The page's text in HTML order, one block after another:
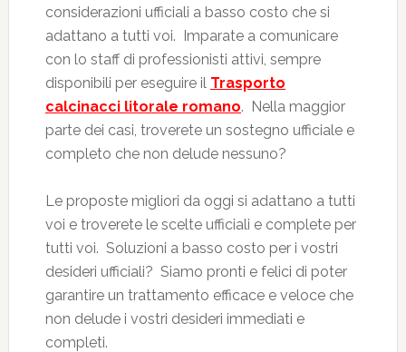
considerazioni ufficiali a basso costo che si
adattano a tutti voi. Imparate a comunicare
con lo staff di professionisti attivi, sempre
disponibili per eseguire il Trasporto
calcinacci litorale romano. Nella maggior
parte dei casi, troverete un sostegno ufficiale e
completo che non delude nessuno?
Le proposte migliori da oggi si adattano a tutti
voi e troverete le scelte ufficiali e complete per
tutti voi. Soluzioni a basso costo per i vostri
desideri ufficiali? Siamo pronti e felici di poter
garantire un trattamento efficace e veloce che
non delude i vostri desideri immediati e
completi.